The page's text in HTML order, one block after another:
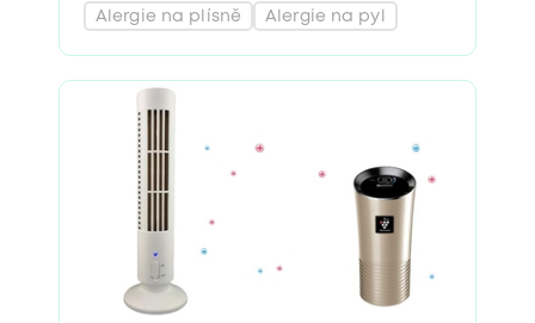
Alergie na plísně Alergie na pyl